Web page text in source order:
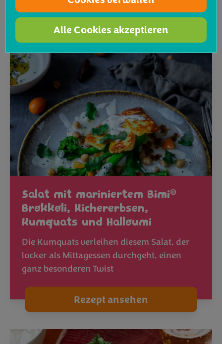
Rezept ansehen
Salat mit mariniertem Bimi®
Brokkoli, Kichererbsen,
Kumquats und Halloumi
Die Kumquats verleihen diesem Salat, der
locker als Mittagessen durchgeht, einen
ganz besonderen Twist
Rezept ansehen
Alle Cookies akzeptieren